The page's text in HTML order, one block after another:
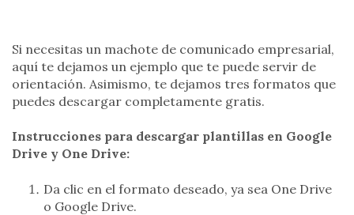
Si necesitas un machote de comunicado empresarial,
aquí te dejamos un ejemplo que te puede servir de
orientación. Asimismo, te dejamos tres formatos que
puedes descargar completamente gratis.
Instrucciones para descargar plantillas en Google
Drive y One Drive:
Da clic en el formato deseado, ya sea One Drive
o Google Drive.